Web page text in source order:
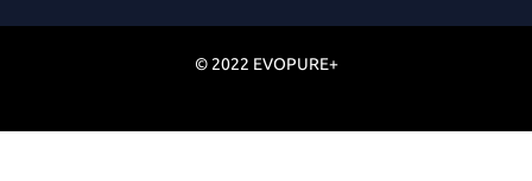
© 2022 EVOPURE+